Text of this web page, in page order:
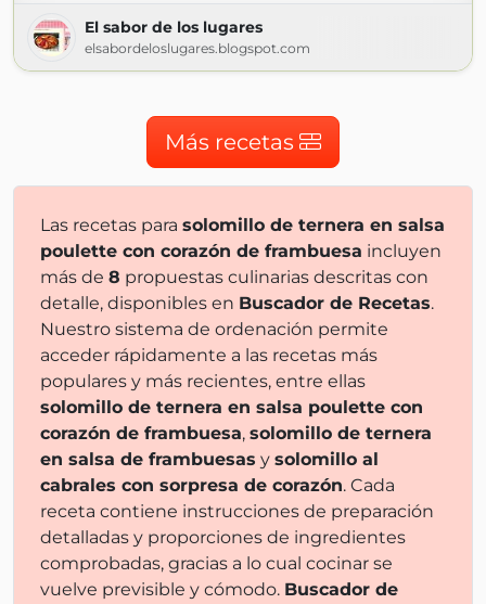
El sabor de los lugares
elsabordeloslugares.blogspot.com
Más recetas
Las recetas para solomillo de ternera en salsa
poulette con corazón de frambuesa incluyen
más de 8 propuestas culinarias descritas con
detalle, disponibles en Buscador de Recetas.
Nuestro sistema de ordenación permite
acceder rápidamente a las recetas más
populares y más recientes, entre ellas
solomillo de ternera en salsa poulette con
corazón de frambuesa, solomillo de ternera
en salsa de frambuesas y solomillo al
cabrales con sorpresa de corazón. Cada
receta contiene instrucciones de preparación
detalladas y proporciones de ingredientes
comprobadas, gracias a lo cual cocinar se
vuelve previsible y cómodo. Buscador de